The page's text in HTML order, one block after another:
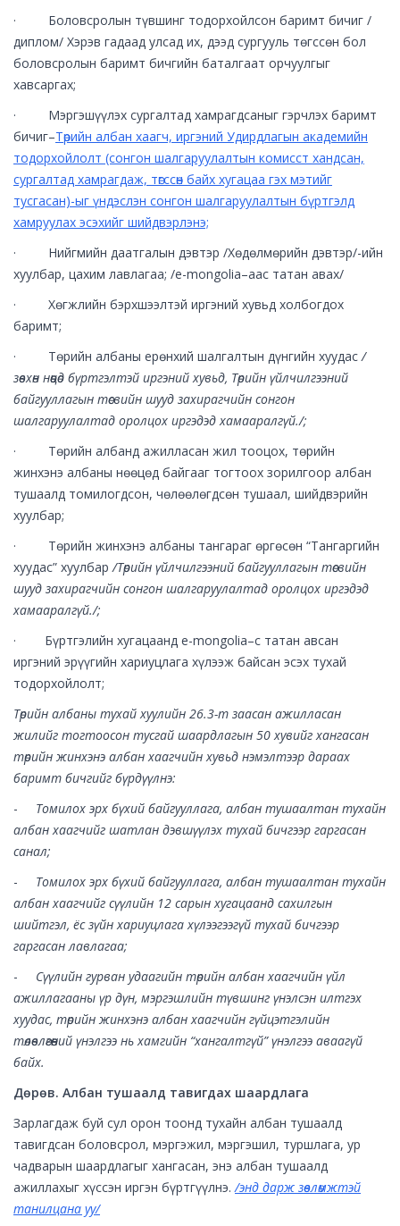
· Боловсролын түвшинг тодорхойлсон баримт бичиг /
диплом/ Хэрэв гадаад улсад их, дээд сургууль төгссөн бол
боловсролын баримт бичгийн баталгаат орчуулгыг
хавсаргах;
· Мэргэшүүлэх сургалтад хамрагдсаныг гэрчлэх баримт
бичиг–Төрийн албан хаагч, иргэний Удирдлагын академийн
тодорхойлолт (сонгон шалгаруулалтын комисст хандсан,
сургалтад хамрагдаж, төгссөн байх хугацаа гэх мэтийг
тусгасан)-ыг үндэслэн сонгон шалгаруулалтын бүртгэлд
хамруулах эсэхийг шийдвэрлэнэ;
· Нийгмийн даатгалын дэвтэр /Хөдөлмөрийн дэвтэр/-ийн
хуулбар, цахим лавлагаа; /e-mongolia–аас татан авах/
· Хөгжлийн бэрхшээлтэй иргэний хувьд холбогдох
баримт;
· Төрийн албаны ерөнхий шалгалтын дүнгийн хуудас/
зөвхөн нөөцөд бүртгэлтэй иргэний хувьд, Төрийн үйлчилгээний
байгууллагын төсвийн шууд захирагчийн сонгон
шалгаруулалтад оролцох иргэдэд хамааралгүй./;
· Төрийн албанд ажилласан жил тооцох, төрийн
жинхэнэ албаны нөөцөд байгааг тогтоох зорилгоор албан
тушаалд томилогдсон, чөлөөлөгдсөн тушаал, шийдвэрийн
хуулбар;
· Төрийн жинхэнэ албаны тангараг өргөсөн “Тангаргийн
хуудас” хуулбар/Төрийн үйлчилгээний байгууллагын төсвийн
шууд захирагчийн сонгон шалгаруулалтад оролцох иргэдэд
хамааралгүй./;
· Бүртгэлийн хугацаанд e-mongolia–с татан авсан
иргэний эрүүгийн хариуцлага хүлээж байсан эсэх тухай
тодорхойлолт;
Төрийн албаны тухай хуулийн 26.3-т заасан ажилласан
жилийг тогтоосон тусгай шаардлагын 50 хувийг хангасан
төрийн жинхэнэ албан хаагчийн хувьд нэмэлтээр дараах
баримт бичгийг бүрдүүлнэ:
- Томилох эрх бүхий байгууллага, албан тушаалтан тухайн
албан хаагчийг шатлан дэвшүүлэх тухай бичгээр гаргасан
санал;
- Томилох эрх бүхий байгууллага, албан тушаалтан тухайн
албан хаагчийг сүүлийн 12 сарын хугацаанд сахилгын
шийтгэл, ёс зүйн хариуцлага хүлээгээгүй тухай бичгээр
гаргасан лавлагаа;
- Сүүлийн гурван удаагийн төрийн албан хаагчийн үйл
ажиллагааны үр дүн, мэргэшлийн түвшинг үнэлсэн илтгэх
хуудас, төрийн жинхэнэ албан хаагчийн гүйцэтгэлийн
төлөвлөгөөний үнэлгээ нь хамгийн “хангалтгүй” үнэлгээ аваагүй
байх.
Дөрөв. Албан тушаалд тавигдах шаардлага
Зарлагдаж буй сул орон тоонд тухайн албан тушаалд
тавигдсан боловсрол, мэргэжил, мэргэшил, туршлага, ур
чадварын шаардлагыг хангасан, энэ албан тушаалд
ажиллахыг хүссэн иргэн бүртгүүлнэ./энд дарж зөвлөмжтэй
танилцана уу/